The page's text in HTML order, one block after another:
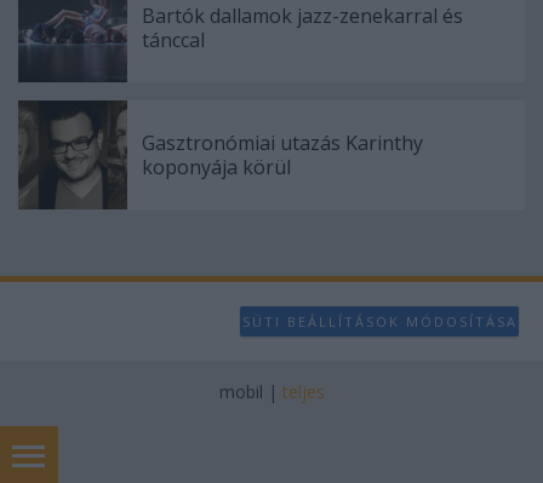
Bartók dallamok jazz-zenekarral és
tánccal
Gasztronómiai utazás Karinthy
koponyája körül
SÜTI BEÁLLÍTÁSOK MÓDOSÍTÁSA
mobil | teljes